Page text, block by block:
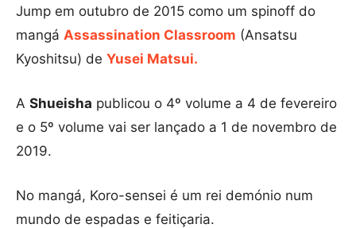
Jump em outubro de 2015 como um spinoff do
mangá Assassination Classroom (Ansatsu
Kyoshitsu) de Yusei Matsui.
A Shueisha publicou o 4º volume a 4 de fevereiro
e o 5º volume vai ser lançado a 1 de novembro de
2019.
No mangá, Koro-sensei é um rei demónio num
mundo de espadas e feitiçaria.